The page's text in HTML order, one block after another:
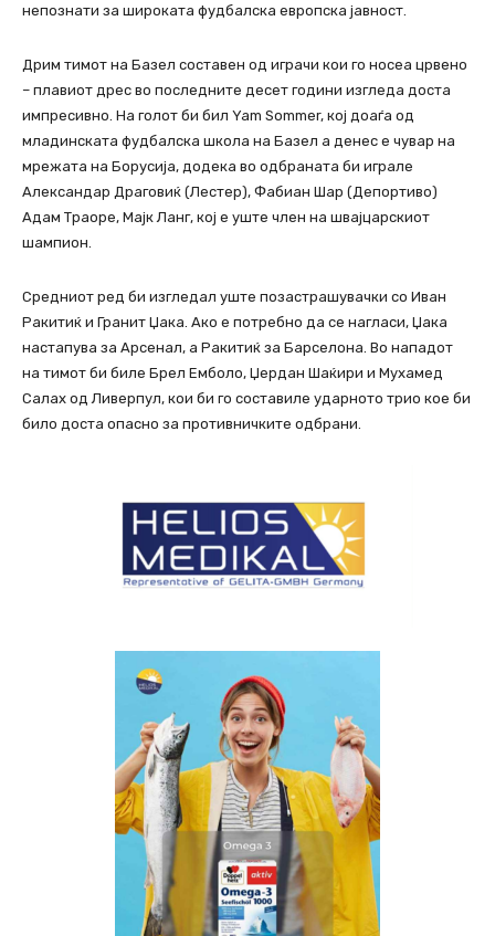
непознати за широката фудбалска европска јавност.
Дрим тимот на Базел составен од играчи кои го носеа црвено
– плавиот дрес во последните десет години изгледа доста
импресивно. На голот би бил Yam Sommer, кој доаѓа од
младинската фудбалска школа на Базел а денес е чувар на
мрежата на Борусија, додека во одбраната би играле
Александар Драговиќ (Лестер), Фабиан Шар (Депортиво)
Адам Траоре, Мајк Ланг, кој е уште член на швајцарскиот
шампион.
Средниот ред би изгледал уште позастрашувачки со Иван
Ракитиќ и Гранит Џака. Ако е потребно да се нагласи, Џака
настапува за Арсенал, а Ракитиќ за Барселона. Во нападот
на тимот би биле Брел Емболо, Џердан Шаќири и Мухамед
Салах од Ливерпул, кои би го составиле ударното трио кое би
било доста опасно за противничките одбрани.